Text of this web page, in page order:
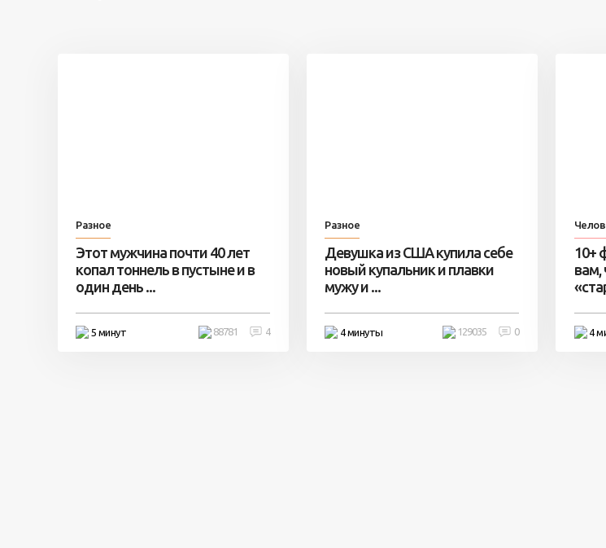
Разное
Этот мужчина почти 40 лет
копал тоннель в пустыне и в
один день ...
5 минут 4
88781
Разное
Девушка из США купила себе
новый купальник и плавки
мужу и ...
4 минуты 0
129035
10+
4